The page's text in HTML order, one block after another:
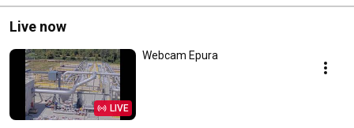
Live now
LIVE
Webcam Epura